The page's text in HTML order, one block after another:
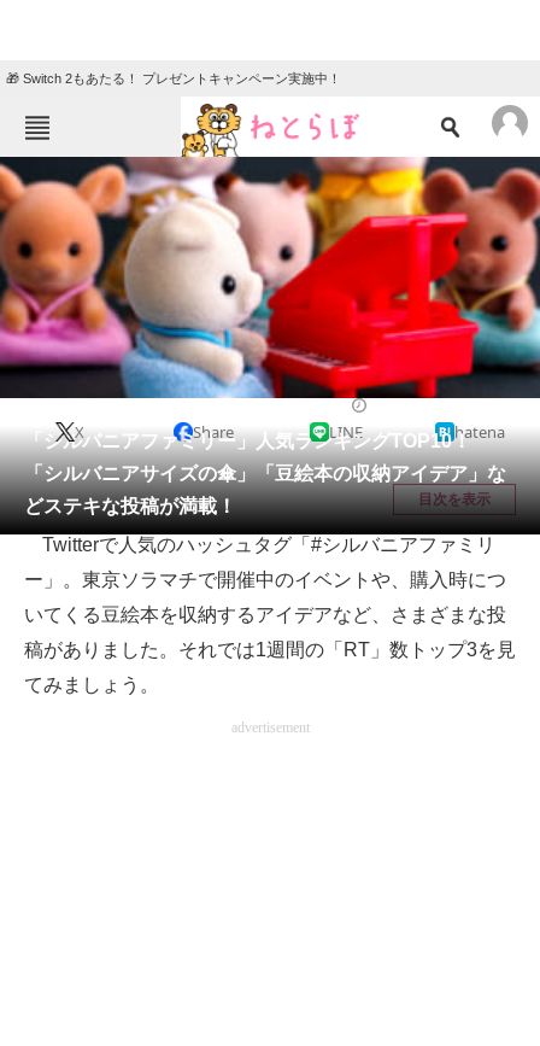
🎁 Switch 2もあたる！ プレゼントキャンペーン実施中！
ねとらぼメニュー
TOP ニュース
エンタメ クイズ
グルメ 地域
住まい 教育・育児
リサーチ
会員記事
メディア
注目記事を集めた総合ページ
ITの今と未来を見通す
スマホと通信の最新トレンド
進化するPCとデバイスの未来
「シルバニアファミリー」人気ランキングTOP10！
「シルバニアサイズの傘」「豆絵本の収納アイデア」な
どステキな投稿が満載！
X Share LINE hatena
目次を表示
Twitterで人気のハッシュタグ「#シルバニアファミリ
ー」。東京ソラマチで開催中のイベントや、購入時につ
いてくる豆絵本を収納するアイデアなど、さまざまな投
稿がありました。それでは1週間の「RT」数トップ3を見
てみましょう。
advertisement